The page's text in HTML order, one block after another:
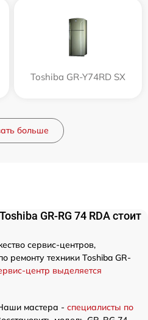
Toshiba GR-Y74RD SX
больше
GR-RG 74 RDA стоит
сервис-центров,
ремонту техники Toshiba GR-
центр выделяется
мастера - специалисты по